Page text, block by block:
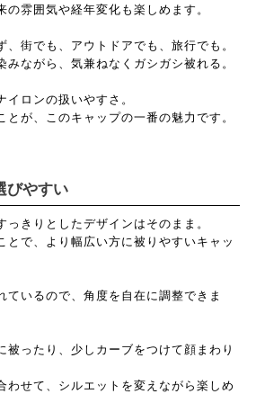
雰囲気や経年変化も楽しめます。
街でも、アウトドアでも、旅行でも。
ながら、気兼ねなくガシガシ被れる。
ロンの扱いやすさ。
とが、このキャップの一番の魅力です。
びやすい
きりとしたデザインはそのまま。
とで、より幅広い方に被りやすいキャッ
ているので、角度を自在に調整できま
被ったり、少しカーブをつけて顔まわり
わせて、シルエットを変えながら楽しめ